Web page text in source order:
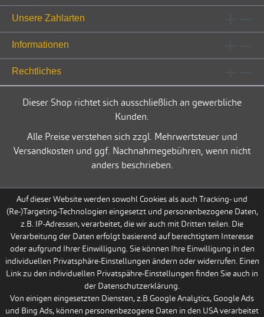
Unsere Zahlarten
Informationen
Rechtliches
Dieser Shop richtet sich ausschließlich an gewerbliche
Kunden.
Alle Preise verstehen sich zzgl. Mehrwertsteuer und
Versandkosten und ggf. Nachnahmegebühren, wenn nicht
anders beschrieben.
Auf dieser Website werden sowohl Cookies als auch Tracking- und
(Re-)Targeting-Technologien eingesetzt und personenbezogene Daten,
z.B. IP-Adressen, verarbeitet, die wir auch mit Dritten teilen. Die
Verarbeitung der Daten erfolgt basierend auf berechtigtem Interesse
oder aufgrund Ihrer Einwilligung. Sie können Ihre Einwilligung in den
individuellen Privatsphäre-Einstellungen ändern oder widerrufen. Einen
Link zu den individuellen Privatspähre-Einstellungen finden Sie auch in
der Datenschutzerklärung.
Von einigen eingesetzten Diensten, z.B Google Analytics, Google Ads
und Bing Ads, können personenbezogene Daten in den USA verarbeitet